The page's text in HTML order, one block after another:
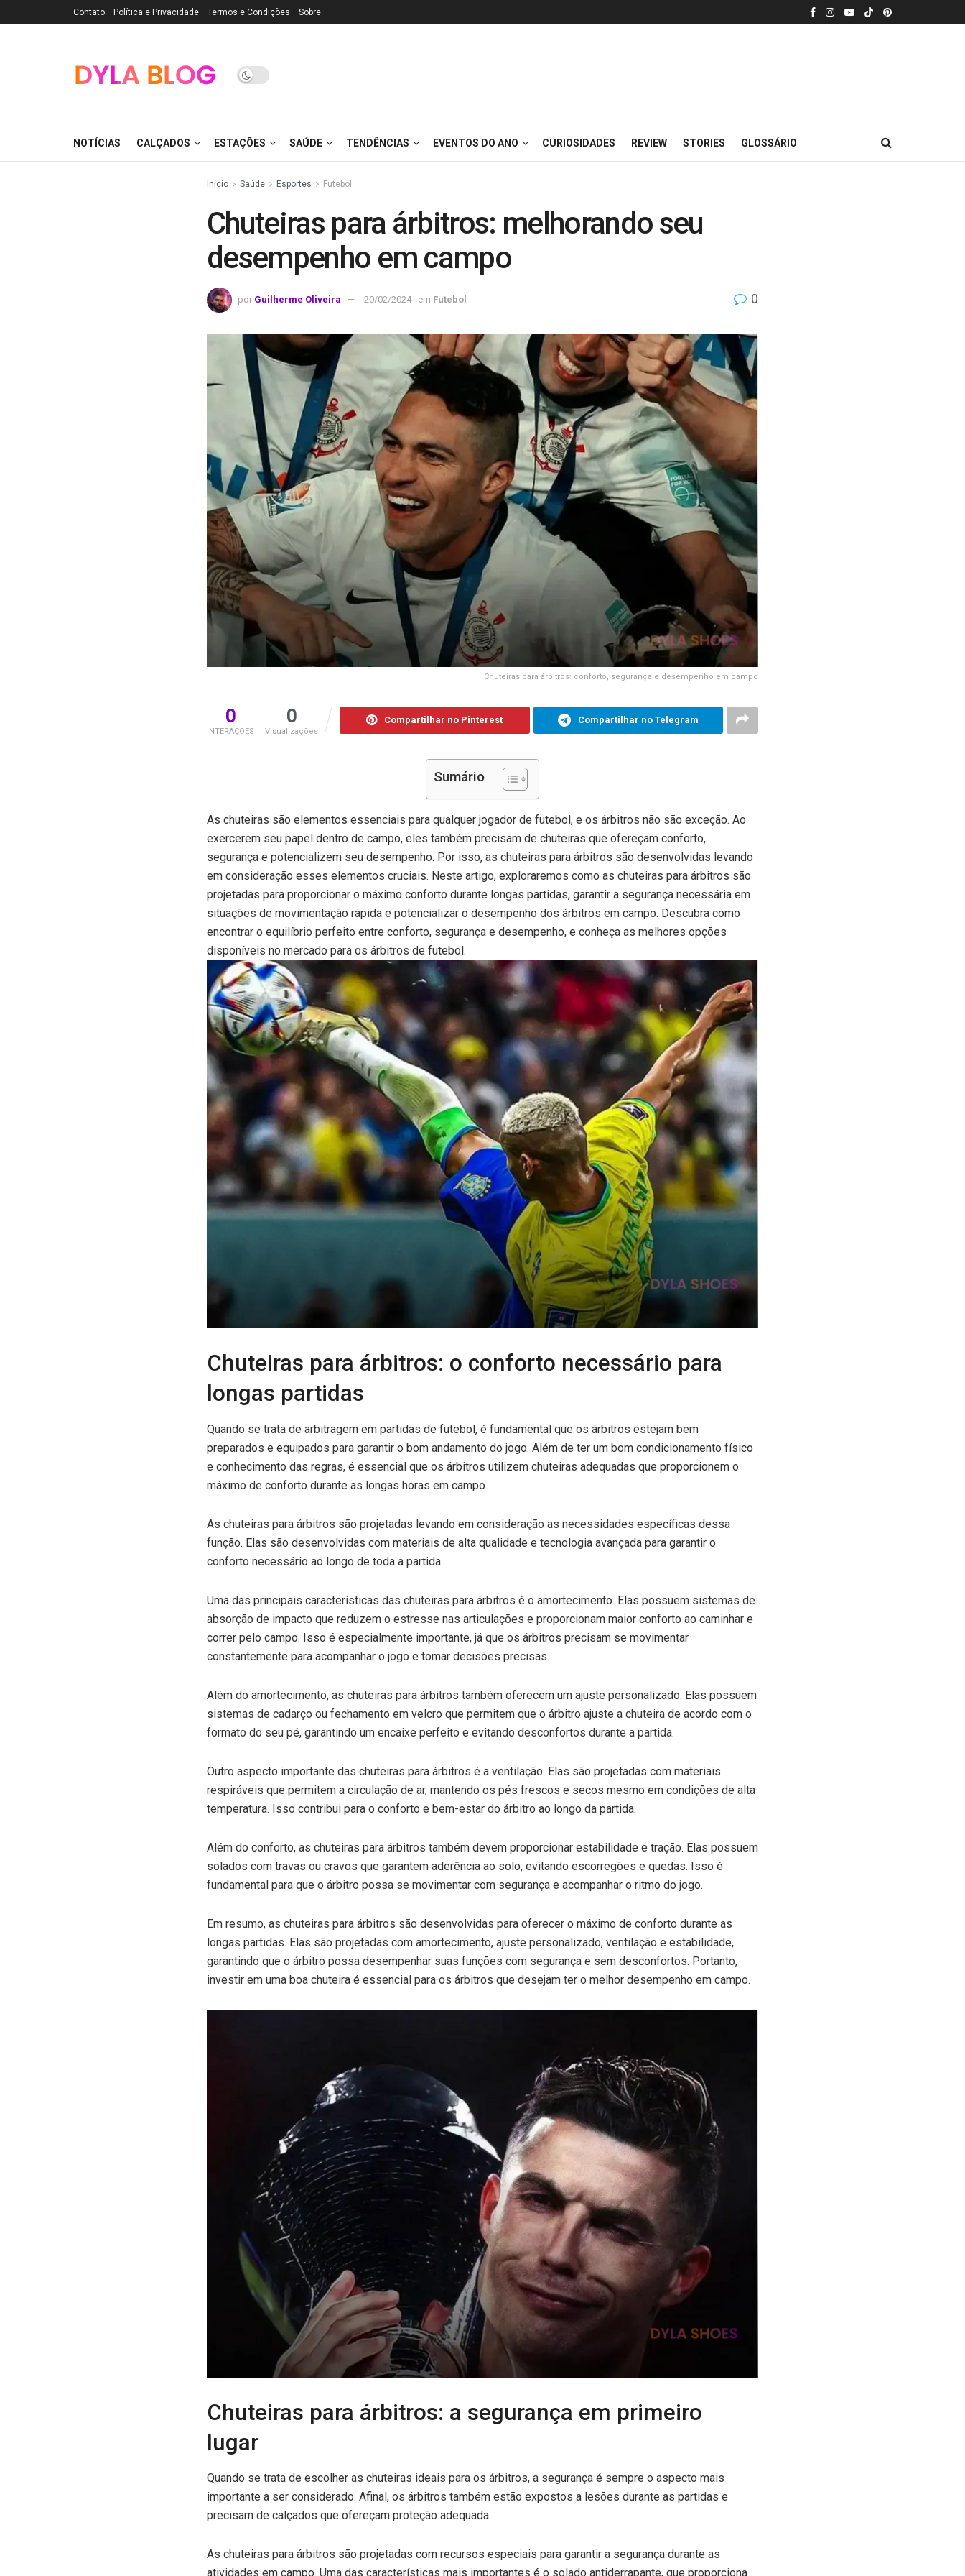
Contato Política e Privacidade Termos e Condições Sobre
NOTÍCIAS CALÇADOS ESTAÇÕES SAÚDE TENDÊNCIAS EVENTOS DO ANO CURIOSIDADES REVIEW STORIES GLOSSÁRIO
Início Saúde Esportes Futebol
Chuteiras para árbitros: melhorando seu
desempenho em campo
por Guilherme Oliveira 20/02/2024 em Futebol 0
Chuteiras para árbitros: conforto, segurança e desempenho em campo
0
INTERAÇÕES
0
Visualizações
Compartilhar no Pinterest Compartilhar no Telegram
Sumário
As chuteiras são elementos essenciais para qualquer jogador de futebol, e os árbitros não são exceção. Ao
exercerem seu papel dentro de campo, eles também precisam de chuteiras que ofereçam conforto,
segurança e potencializem seu desempenho. Por isso, as chuteiras para árbitros são desenvolvidas levando
em consideração esses elementos cruciais. Neste artigo, exploraremos como as chuteiras para árbitros são
projetadas para proporcionar o máximo conforto durante longas partidas, garantir a segurança necessária em
situações de movimentação rápida e potencializar o desempenho dos árbitros em campo. Descubra como
encontrar o equilíbrio perfeito entre conforto, segurança e desempenho, e conheça as melhores opções
disponíveis no mercado para os árbitros de futebol.
Chuteiras para árbitros: o conforto necessário para
longas partidas
Quando se trata de arbitragem em partidas de futebol, é fundamental que os árbitros estejam bem
preparados e equipados para garantir o bom andamento do jogo. Além de ter um bom condicionamento físico
e conhecimento das regras, é essencial que os árbitros utilizem chuteiras adequadas que proporcionem o
máximo de conforto durante as longas horas em campo.
As chuteiras para árbitros são projetadas levando em consideração as necessidades específicas dessa
função. Elas são desenvolvidas com materiais de alta qualidade e tecnologia avançada para garantir o
conforto necessário ao longo de toda a partida.
Uma das principais características das chuteiras para árbitros é o amortecimento. Elas possuem sistemas de
absorção de impacto que reduzem o estresse nas articulações e proporcionam maior conforto ao caminhar e
correr pelo campo. Isso é especialmente importante, já que os árbitros precisam se movimentar
constantemente para acompanhar o jogo e tomar decisões precisas.
Além do amortecimento, as chuteiras para árbitros também oferecem um ajuste personalizado. Elas possuem
sistemas de cadarço ou fechamento em velcro que permitem que o árbitro ajuste a chuteira de acordo com o
formato do seu pé, garantindo um encaixe perfeito e evitando desconfortos durante a partida.
Outro aspecto importante das chuteiras para árbitros é a ventilação. Elas são projetadas com materiais
respiráveis que permitem a circulação de ar, mantendo os pés frescos e secos mesmo em condições de alta
temperatura. Isso contribui para o conforto e bem-estar do árbitro ao longo da partida.
Além do conforto, as chuteiras para árbitros também devem proporcionar estabilidade e tração. Elas possuem
solados com travas ou cravos que garantem aderência ao solo, evitando escorregões e quedas. Isso é
fundamental para que o árbitro possa se movimentar com segurança e acompanhar o ritmo do jogo.
Em resumo, as chuteiras para árbitros são desenvolvidas para oferecer o máximo de conforto durante as
longas partidas. Elas são projetadas com amortecimento, ajuste personalizado, ventilação e estabilidade,
garantindo que o árbitro possa desempenhar suas funções com segurança e sem desconfortos. Portanto,
investir em uma boa chuteira é essencial para os árbitros que desejam ter o melhor desempenho em campo.
Chuteiras para árbitros: a segurança em primeiro
lugar
Quando se trata de escolher as chuteiras ideais para os árbitros, a segurança é sempre o aspecto mais
importante a ser considerado. Afinal, os árbitros também estão expostos a lesões durante as partidas e
precisam de calçados que ofereçam proteção adequada.
As chuteiras para árbitros são projetadas com recursos especiais para garantir a segurança durante as
atividades em campo. Uma das características mais importantes é o solado antiderrapante, que proporciona